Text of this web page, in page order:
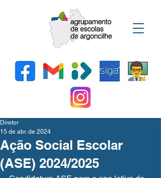
Ação Social Escolar
(ASE) 2024/2025
Diretor
15 de abr. de 2024